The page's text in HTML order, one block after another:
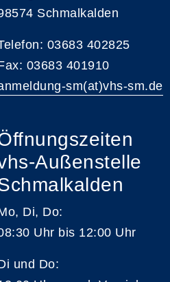
Schmalkalden
03683 402825
03683 401910
sm(at)vhs-sm.de
Außenstelle
Di, Do:
Uhr bis 12:00 Uhr
und Do: